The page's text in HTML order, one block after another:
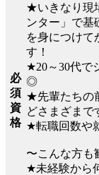
必
須
資
格
★いきなり現
ンター」で基
を身につけて
す！
★20～30代で
◎
★先輩たちの
どさまざまで
★転職回数や
〜こんな方も
★未経験から